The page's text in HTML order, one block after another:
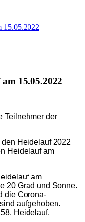
15.05.2022
15.05.2022
Teilnehmer der
Heidelauf 2022
Heidelauf am
am
20 Grad und Sonne.
die Corona-
aufgehoben.
Heidelauf.